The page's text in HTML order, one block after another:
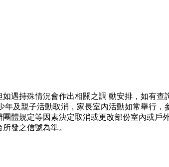
遇持殊情況會作出相關之調 動安排，如有
及親子活動取消，家長室內活動如常舉行，
體規定等因素決定取消或更改部份室內或戶外
發之信號為準。